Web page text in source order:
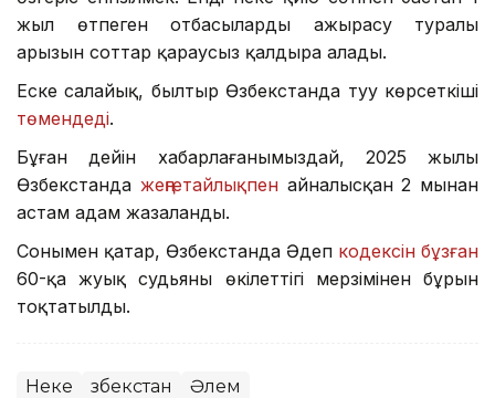
жыл өтпеген отбасылардың ажырасу туралы
арызын соттар қараусыз қалдыра алады.
Еске салайық, былтыр Өзбекстанда туу көрсеткіші
төмендеді.
Бұған дейін хабарлағанымыздай, 2025 жылы
Өзбекстанда жеңгетайлықпенайналысқан 2 мыңнан
астам адам жазаланды.
Сонымен қатар, Өзбекстанда Әдеп кодексін бұзған
60-қа жуық судьяның өкілеттігі мерзімінен бұрын
тоқтатылды.
Неке Өзбекстан Әлем